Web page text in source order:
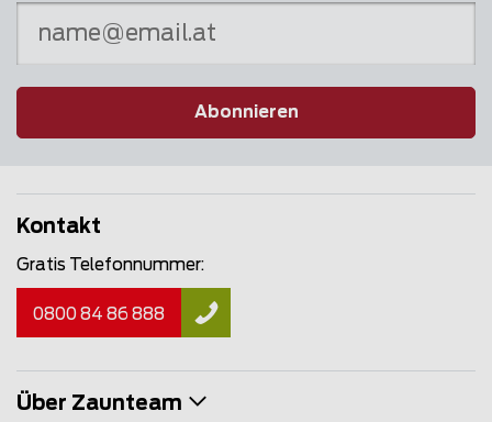
Abonnieren
Kontakt
Gratis Telefonnummer:
0800 84 86 888
Über Zaunteam